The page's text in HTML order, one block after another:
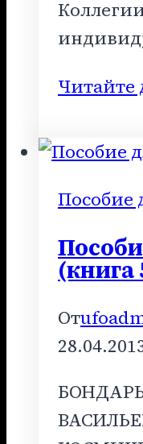
Читайте
Пособие
(книга
От